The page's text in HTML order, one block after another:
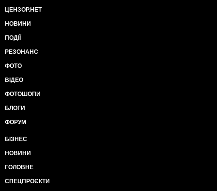
ЦЕНЗОР.НЕТ
НОВИНИ
ПОДІЇ
РЕЗОНАНС
ФОТО
ВІДЕО
ФОТОШОПИ
БЛОГИ
ФОРУМ
БІЗНЕС
НОВИНИ
ГОЛОВНЕ
СПЕЦПРОЄКТИ